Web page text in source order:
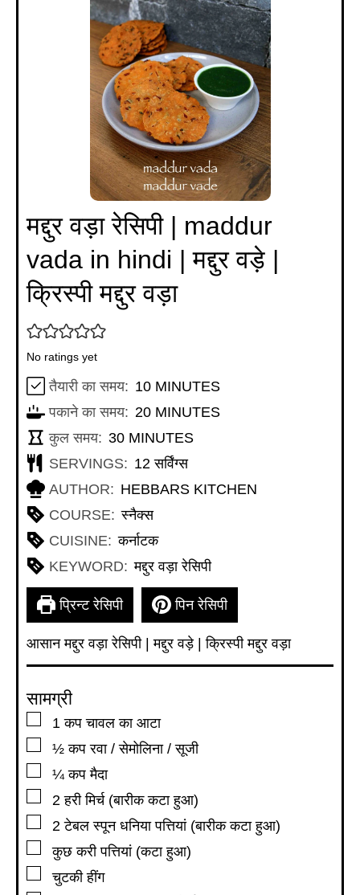
मद्दुर वड़ा रेसिपी | maddur
vada in hindi | मद्दुर वड़े |
क्रिस्पी मद्दुर वड़ा
No ratings yet
तैयारी का समय: 10MINUTES
MINUTES
पकाने का समय: 20MINUTES
MINUTES
कुल समय: 30MINUTES
MINUTES
SERVINGS: 12 सर्विंग्स
AUTHOR: HEBBARS KITCHEN
COURSE: स्नैक्स
CUISINE: कर्नाटक
KEYWORD: मद्दुर वड़ा रेसिपी
प्रिन्ट रेसिपी पिन रेसिपी
आसान मद्दुर वड़ा रेसिपी | मद्दुर वड़े | क्रिस्पी मद्दुर वड़ा
सामग्री
▢
1 कप चावल का आटा
▢
½ कप रवा / सेमोलिना / सूजी
▢
¼ कप मैदा
▢
2 हरी मिर्च (बारीक कटा हुआ)
▢
2 टेबल स्पून धनिया पत्तियां (बारीक कटा हुआ)
▢
कुछ करी पत्तियां (कटा हुआ)
▢
चुटकी हींग